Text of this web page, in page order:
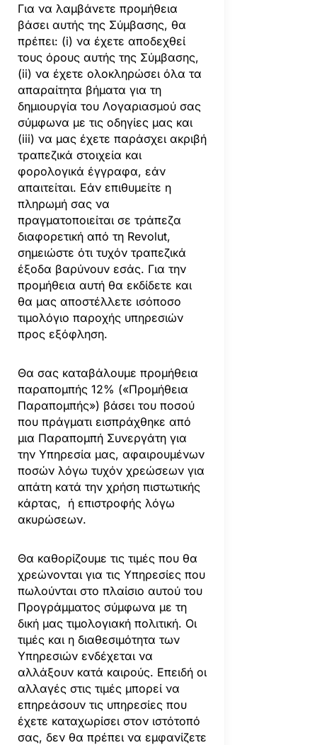
Για να λαμβάνετε προμήθεια
βάσει αυτής της Σύμβασης, θα
πρέπει: (i) να έχετε αποδεχθεί
τους όρους αυτής της Σύμβασης,
(ii) να έχετε ολοκληρώσει όλα τα
απαραίτητα βήματα για τη
δημιουργία του Λογαριασμού σας
σύμφωνα με τις οδηγίες μας και
(iii) να μας έχετε παράσχει ακριβή
τραπεζικά στοιχεία και
φορολογικά έγγραφα, εάν
απαιτείται. Εάν επιθυμείτε η
πληρωμή σας να
πραγματοποιείται σε τράπεζα
διαφορετική από τη Revolut,
σημειώστε ότι τυχόν τραπεζικά
έξοδα βαρύνουν εσάς. Για την
προμήθεια αυτή θα εκδίδετε και
θα μας αποστέλλετε ισόποσο
τιμολόγιο παροχής υπηρεσιών
προς εξόφληση.
Θα σας καταβάλουμε προμήθεια
παραπομπής 12% («Προμήθεια
Παραπομπής») βάσει του ποσού
που πράγματι εισπράχθηκε από
μια Παραπομπή Συνεργάτη για
την Υπηρεσία μας, αφαιρουμένων
ποσών λόγω τυχόν χρεώσεων για
απάτη κατά την χρήση πιστωτικής
κάρτας, ή επιστροφής λόγω
ακυρώσεων.
Θα καθορίζουμε τις τιμές που θα
χρεώνονται για τις Υπηρεσίες που
πωλούνται στο πλαίσιο αυτού του
Προγράμματος σύμφωνα με τη
δική μας τιμολογιακή πολιτική. Οι
τιμές και η διαθεσιμότητα των
Υπηρεσιών ενδέχεται να
αλλάξουν κατά καιρούς. Επειδή οι
αλλαγές στις τιμές μπορεί να
επηρεάσουν τις υπηρεσίες που
έχετε καταχωρίσει στον ιστότοπό
σας, δεν θα πρέπει να εμφανίζετε